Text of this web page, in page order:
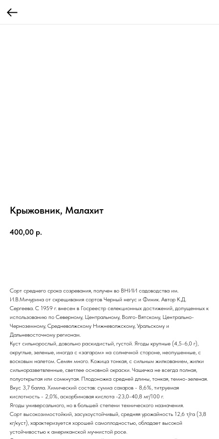
Крыжовник, Малахит
400,00 р.
Сорт среднего срока созревания, получен во ВНИИ садоводства им.
И.В.Мичурина от скрещивания сортов Черный негус и Финик. Автор К.Д.
Сергеева. С 1959 г. внесен в Госреестр селекционных достижений, допущенных к
использованию по Северному, Центральному, Волго-Вятскому, Центрально-
Черноземному, Средневолжскому Нижневолжскому, Уральскому и
Дальневосточному регионам.
Куст сильнорослый, довольно раскидистый, густой. Ягоды крупные (4,5-6,0 г),
округлые, зеленые, иногда с «загаром» на солнечной стороне, неопушенные, с
восковым налетом. Семян много. Кожица тонкая, с сильным жилкованием, жилки
сильноразветвленные, светлее основной окраски. Чашечка не всегда полная,
полуоткрытая или сомкнутая. Плодоножка средней длины, тонкая, темно-зеленая.
Вкус 3,7 балла. Химический состав: сумма сахаров - 8,6%, титруемая
кислотность - 2,0%, аскорбиновая кислота -23,0-40,8 мг/100 г.
Ягоды универсального, но в большей степени технического назначения.
Сорт высокозимостойкий, засухоустойчивый, средняя урожайность 12,6 т/га (3,8
кг/куст), характеризуется хорошей самоплодностью, обладает высокой
устойчивостью к американской мучнистой росе.